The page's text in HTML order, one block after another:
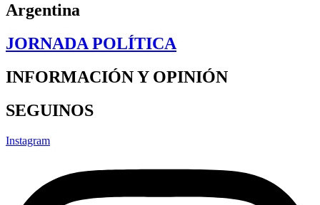
Argentina
JORNADA POLÍTICA
INFORMACIÓN Y OPINIÓN
SEGUINOS
Instagram